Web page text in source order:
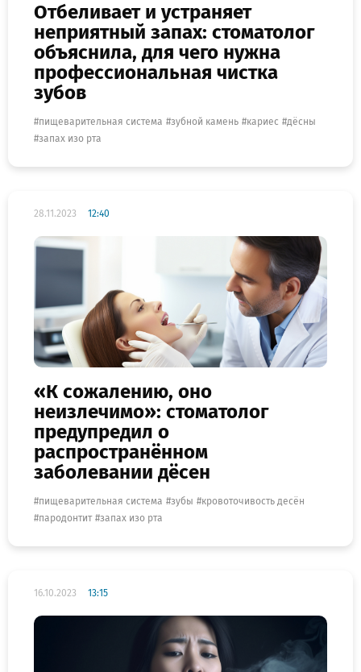
Отбеливает и устраняет
неприятный запах: стоматолог
объяснила, для чего нужна
профессиональная чистка
зубов
пищеварительная система зубной камень кариес
дёсны
запах изо рта
28.11.2023 12:40
«К сожалению, оно
неизлечимо»: стоматолог
предупредил о
распространённом
заболевании дёсен
пищеварительная система зубы
кровоточивость десён
пародонтит
запах изо рта
16.10.2023 13:15